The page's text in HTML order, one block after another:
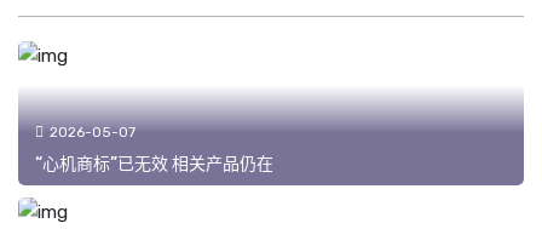
2026-05-07
“心机商标”已无效 相关产品仍在